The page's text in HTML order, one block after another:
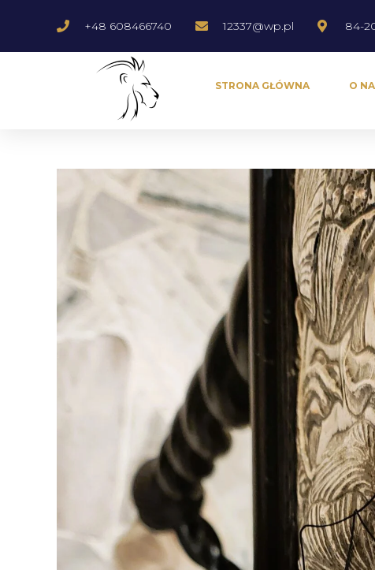
+48 608466740 12337@wp.pl 84-
STRONA GŁÓWNA O